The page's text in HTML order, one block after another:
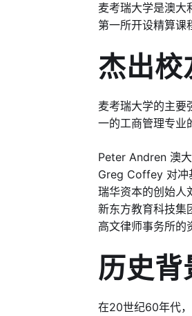
麦考瑞大学是澳大
第一所开设精算课
杰出校
麦考瑞大学的主要
一的工商管理专业
Peter Andren 澳
Greg Coffey 对冲
瑞华资本的创始人
新东方教育科技集
高文律师事务所的
历史背
在20世纪60年代